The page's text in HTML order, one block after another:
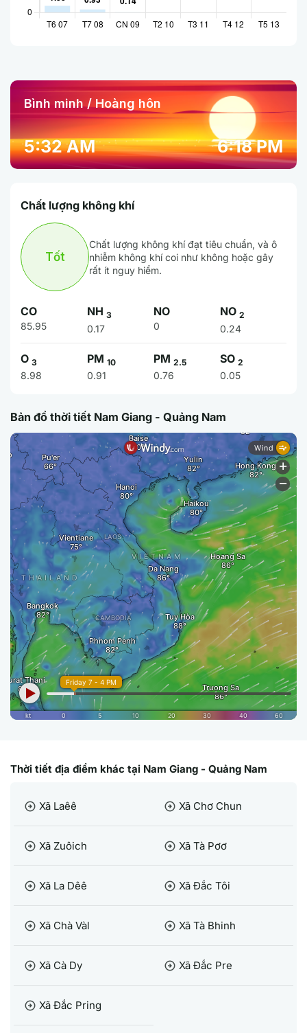
Bình minh / Hoàng hôn
5:32 AM 6:18 PM
Chất lượng không khí
Tốt
Chất lượng không khí đạt tiêu chuẩn, và ô
nhiễm không khí coi như không hoặc gây
rất ít nguy hiểm.
CO
85.95
NH 3
0.17
NO
0
NO 2
0.24
O 3
8.98
PM 10
0.91
PM 2.5
0.76
SO 2
0.05
Bản đồ thời tiết Nam Giang - Quảng Nam
Thời tiết địa điểm khác tại Nam Giang - Quảng Nam
arrow_circle_right Xã Laêê arrow_circle_right Xã Chơ Chun
arrow_circle_right Xã Zuôich arrow_circle_right Xã Tà Pơơ
arrow_circle_right Xã La Dêê arrow_circle_right Xã Đắc Tôi
arrow_circle_right Xã Chà Vàl arrow_circle_right Xã Tà Bhinh
arrow_circle_right Xã Cà Dy arrow_circle_right Xã Đắc Pre
arrow_circle_right Xã Đắc Pring